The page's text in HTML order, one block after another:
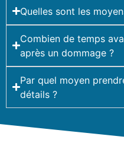
Quelles sont les
Combien de temps
après un dommage ?
Par quel moyen
détails ?